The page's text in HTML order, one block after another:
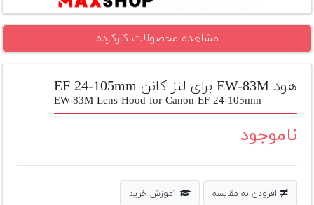
پلاس
افزودن
دست
دوم
دوربین
مشاهده محصولات کارکرده
هود EW-83M برای لنز کانن EF 24-105mm
EW-83M Lens Hood for Canon EF 24-105mm
ناموجود
افزودن به مقایسه آموزش خرید